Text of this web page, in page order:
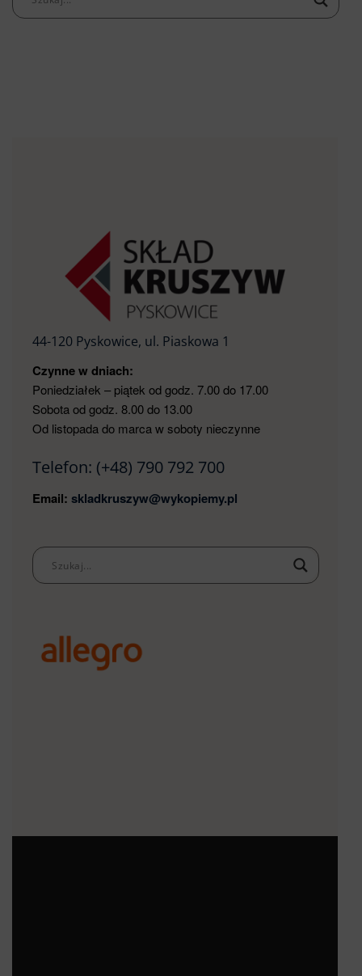
44-120 Pyskowice, ul. Piaskowa 1
Czynne w dniach:
Poniedziałek – piątek od godz. 7.00 do 17.00
Sobota od godz. 8.00 do 13.00
Od listopada do marca w soboty nieczynne
Telefon: (+48) 790 792 700
Email: skladkruszyw@wykopiemy.pl